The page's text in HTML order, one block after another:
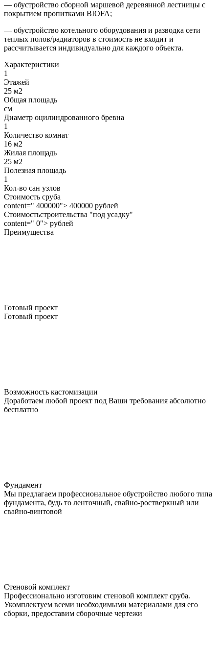
— обустройство сборной маршевой деревянной лестницы с
покрытием пропитками BIOFA;
— обустройство котельного оборудования и разводка сети
теплых полов/радиаторов в стоимость не входит и
рассчитывается индивидуально для каждого объекта.
Характеристики
1
Этажей
25 м2
Общая площадь
см
Диаметр оцилиндрованного бревна
1
Количество комнат
16 м2
Жилая площадь
25 м2
Полезная площадь
1
Кол-во сан узлов
Стоимость сруба
content=" 400000"> 400000 рублей
Стоимостьстроительства "под усадку"
content=" 0"> рублей
Преимущества
Готовый проект
Готовый проект
Возможность кастомизации
Доработаем любой проект под Ваши требования абсолютно
бесплатно
Фундамент
Мы предлагаем профессиональное обустройство любого типа
фундамента, будь то ленточный, свайно-ростверкный или
свайно-винтовой
Стеновой комплект
Профессионально изготовим стеновой комплект сруба.
Укомплектуем всеми необходимыми материалами для его
сборки, предоставим сборочные чертежи